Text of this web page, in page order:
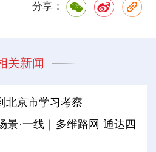
分享：
关新闻
北京市学习考察
景·一线｜多维路网 通达四